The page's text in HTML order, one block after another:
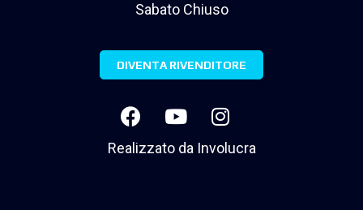
Sabato Chiuso
DIVENTA RIVENDITORE
Realizzato da Involucra